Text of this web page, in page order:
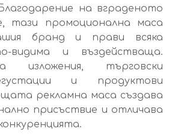
на вграденото
тази промоционална маса
бранд и прави всяка
видима и въздействаща.
изложения, търговски
и продуктови
рекламна маса създава
присъствие и отличава